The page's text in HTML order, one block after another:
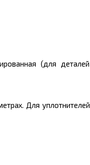
(для деталей
Для уплотнителей